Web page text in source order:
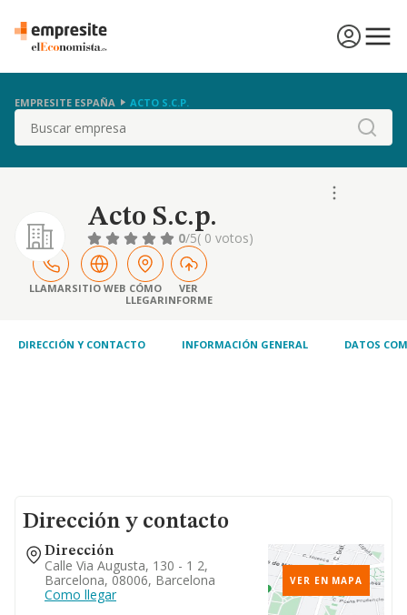
EMPRESITE ESPAÑA ACTO S.C.P.
Buscar
Acto S.c.p.
0/5( 0 votos)
LLAMARSITIO WEB CÓMO
LLEGAR
VER
INFORME
DIRECCIÓN Y CONTACTO INFORMACIÓN GENERAL DATOS
Dirección y contacto
Dirección
Calle Via Augusta, 130 - 1 2,
Barcelona, 08006, Barcelona
Como llegar
VER EN MAPA